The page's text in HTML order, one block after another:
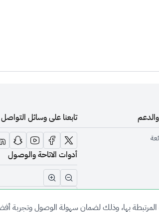
بها، وذلك لضمان سهولة الوصول وتجربة
تابعنا على وسائل
أدوات الاتاحة والوصول
تقليل الرؤية وحجم الخطزيادة الرؤية وحجم الخط